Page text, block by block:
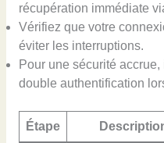
récupération immédiate
Vérifiez que votre
éviter les interruptions.
Pour une sécurité
double authentification
Étape